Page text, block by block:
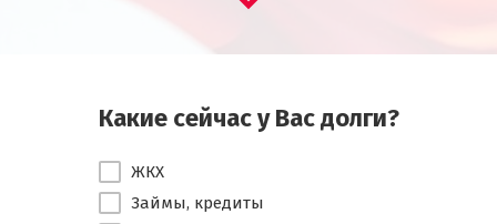
Какие сейчас у Вас долги?
ЖКХ
Займы, кредиты